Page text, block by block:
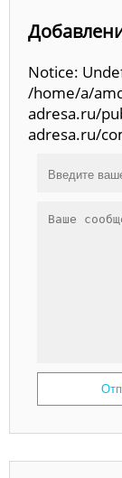
Notice:
/home/a/
adresa.ru/
adresa.ru/